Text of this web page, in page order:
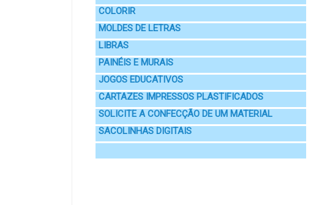
COLORIR
MOLDES DE LETRAS
LIBRAS
PAINÉIS E MURAIS
JOGOS EDUCATIVOS
CARTAZES IMPRESSOS PLASTIFICADOS
SOLICITE A CONFECÇÃO DE UM MATERIAL
SACOLINHAS DIGITAIS